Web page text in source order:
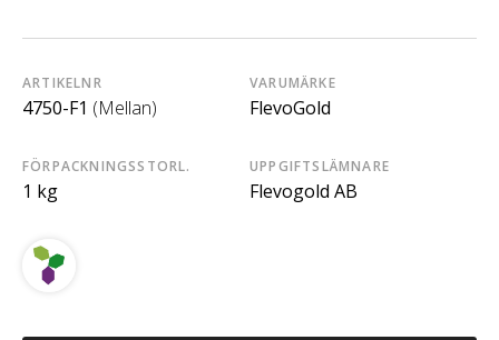
ARTIKELNR
4750-F1 (Mellan)
VARUMÄRKE
FlevoGold
FÖRPACKNINGSSTORL.
1 kg
UPPGIFTSLÄMNARE
Flevogold AB